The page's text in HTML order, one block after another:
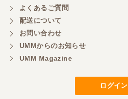
よくあるご質問
配送について
お問い合わせ
UMMからのお知らせ
UMM Magazine
ログイン